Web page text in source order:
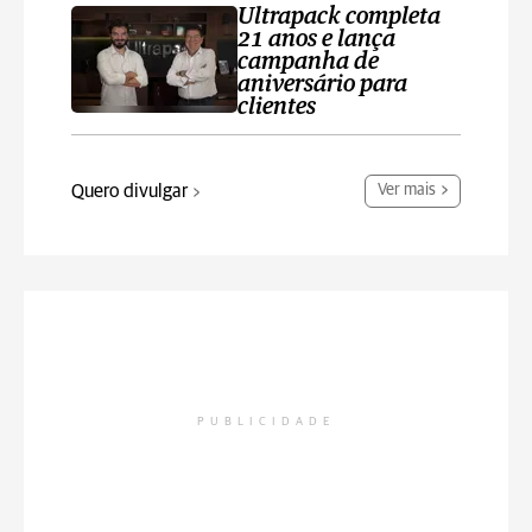
Ultrapack completa
21 anos e lança
campanha de
aniversário para
clientes
Quero divulgar Ver mais
PUBLICIDADE